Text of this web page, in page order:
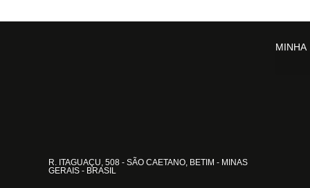
R. ITAGUAÇU, 508 - SÃO CAETANO, BETIM - MINAS
GERAIS - BRASIL
MINHA